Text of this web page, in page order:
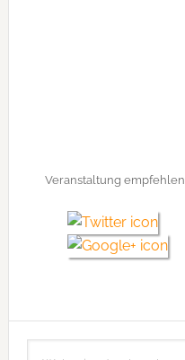
Veranstaltung empfehlen
Seitenspalte